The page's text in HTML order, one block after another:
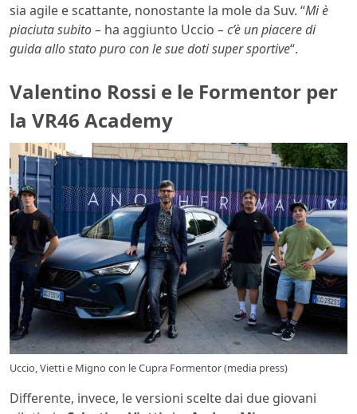
sia agile e scattante, nonostante la mole da Suv. “Mi è
piaciuta subito – ha aggiunto Uccio – c’è un piacere di
guida allo stato puro con le sue doti super sportive“.
Valentino Rossi e le Formentor per
la VR46 Academy
Uccio, Vietti e Migno con le Cupra Formentor (media press)
Differente, invece, le versioni scelte dai due giovani